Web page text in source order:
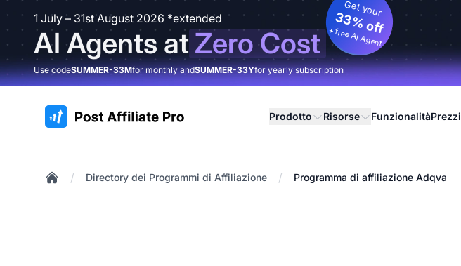
1 July – 31st August 2026 *extended
AI Agents atZero Cost
Get your
33% off
+ free AI Agent
Use codeSUMMER-33Mfor monthly andSUMMER-33Yfor yearly subscription
:site.title Prodotto Risorse FunzionalitàPrezzi
/ Directory dei Programmi di Affiliazione / Programma di affiliazione Adqva